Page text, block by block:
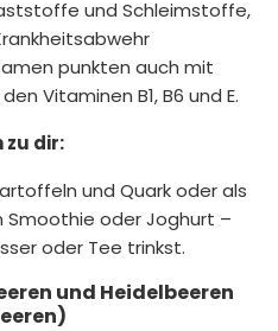
und Schleimstoffe,
punkten auch mit
Vitaminen B1, B6 und E.
zu dir:
und Quark oder als
oder Joghurt –
oder Tee trinkst.
und Heidelbeeren